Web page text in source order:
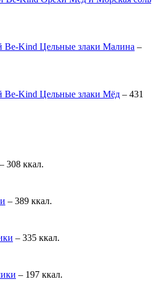
Be-Kind Цельные злаки Малина –
Be-Kind Цельные злаки Мёд – 431
– 308 ккал.
– 389 ккал.
– 335 ккал.
– 197 ккал.